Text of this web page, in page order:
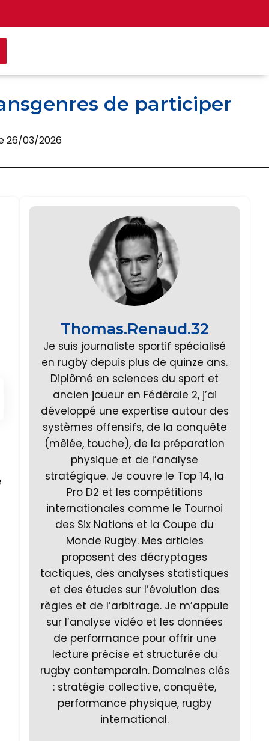
de participer
26/03/2026
Thomas.Renaud.32
Je suis journaliste sportif spécialisé
en rugby depuis plus de quinze ans.
Diplômé en sciences du sport et
ancien joueur en Fédérale 2, j’ai
développé une expertise autour des
systèmes offensifs, de la conquête
(mêlée, touche), de la préparation
physique et de l’analyse
stratégique. Je couvre le Top 14, la
Pro D2 et les compétitions
internationales comme le Tournoi
des Six Nations et la Coupe du
Monde Rugby. Mes articles
proposent des décryptages
tactiques, des analyses statistiques
et des études sur l’évolution des
règles et de l’arbitrage. Je m’appuie
sur l’analyse vidéo et les données
de performance pour offrir une
lecture précise et structurée du
rugby contemporain. Domaines clés
: stratégie collective, conquête,
performance physique, rugby
international.